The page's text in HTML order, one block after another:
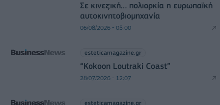
Σε κινεζική… πολιορκία η ευρωπαϊκή
αυτοκινητοβιομηχανία
06/08/2026 - 05:00
esteticamagazine.gr
“Kokoon Loutraki Coast”
28/07/2026 - 12:07
esteticamagazine.gr